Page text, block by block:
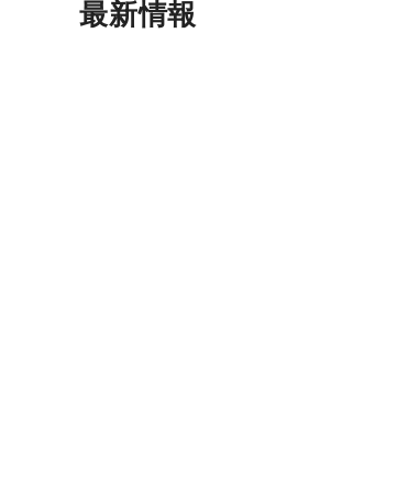
最新情報